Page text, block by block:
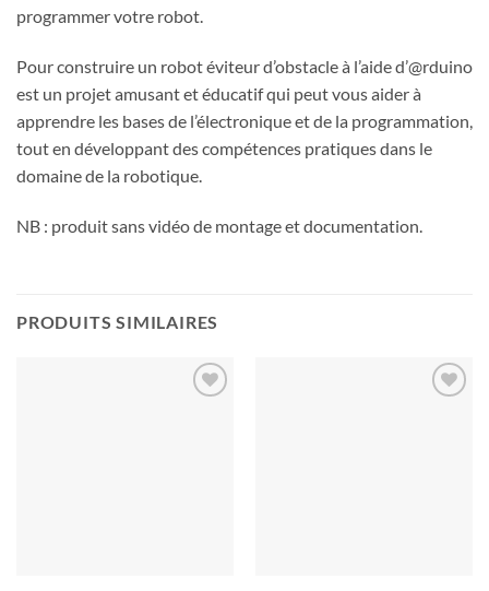
programmer votre robot.
Pour construire un robot éviteur d’obstacle à l’aide d’@rduino
est un projet amusant et éducatif qui peut vous aider à
apprendre les bases de l’électronique et de la programmation,
tout en développant des compétences pratiques dans le
domaine de la robotique.
NB : produit sans vidéo de montage et documentation.
PRODUITS SIMILAIRES